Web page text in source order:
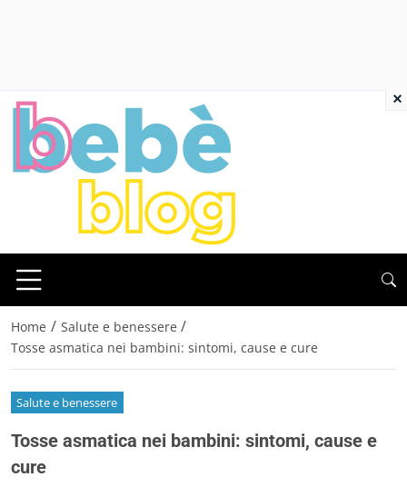
Home / Salute e benessere /
Tosse asmatica nei bambini: sintomi, cause e cure
Salute e benessere
Tosse asmatica nei bambini: sintomi, cause e
cure
×